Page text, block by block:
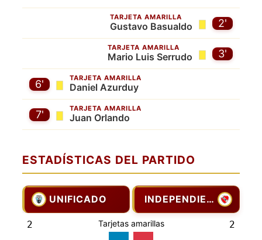
2'
TARJETA AMARILLA
Gustavo Basualdo
3'
TARJETA AMARILLA
Mario Luis Serrudo
TARJETA AMARILLA
Daniel Azurduy
6'
TARJETA AMARILLA
Juan Orlando
7'
ESTADÍSTICAS DEL PARTIDO
UNIFICADO INDEPENDIENTE
2 Tarjetas amarillas 2